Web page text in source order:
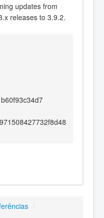
updates from
releases to 3.9.2.
/